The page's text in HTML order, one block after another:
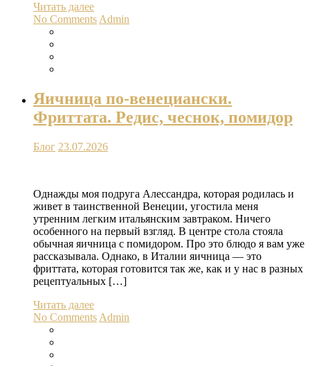
Читать далее
No Comments Admin
Яичница по-венециански.
Фриттата. Редис, чеснок, помидор
Блог 23.07.2026
Однажды моя подруга Алессандра, которая родилась и
живет в таинственной Венеции, угостила меня
утренним легким итальянским завтраком. Ничего
особенного на первый взгляд. В центре стола стояла
обычная яичница с помидором. Про это блюдо я вам уже
рассказывала. Однако, в Италии яичница — это
фриттата, которая готовится так же, как и у нас в разных
рецептуальных […]
Читать далее
No Comments Admin